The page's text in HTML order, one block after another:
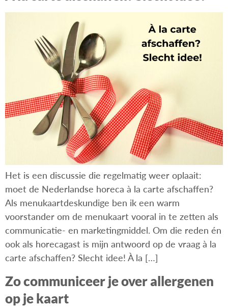
Het is een discussie die regelmatig weer oplaait:
moet de Nederlandse horeca à la carte afschaffen?
Als menukaartdeskundige ben ik een warm
voorstander om de menukaart vooral in te zetten als
communicatie- en marketingmiddel. Om die reden én
ook als horecagast is mijn antwoord op de vraag à la
carte afschaffen? Slecht idee! À la […]
Zo communiceer je over allergenen
op je kaart